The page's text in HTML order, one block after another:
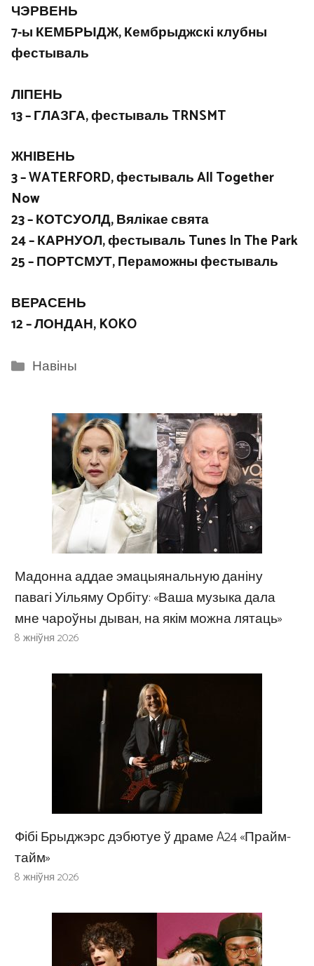
ЧЭРВЕНЬ
7-ы КЕМБРЫДЖ, Кембрыджскі клубны
фестываль
ЛІПЕНЬ
13 – ГЛАЗГА, фестываль TRNSMT
ЖНІВЕНЬ
3 – WATERFORD, фестываль All Together
Now
23 – КОТСУОЛД, Вялікае свята
24 – КАРНУОЛ, фестываль Tunes In The Park
25 – ПОРТСМУТ, Пераможны фестываль
ВЕРАСЕНЬ
12 – ЛОНДАН, KOKO
Categories
Навіны
Мадонна аддае эмацыянальную даніну
павагі Уільяму Орбіту: «Ваша музыка дала
мне чароўны дыван, на якім можна лятаць»
8 жніўня 2026
Фібі Брыджэрс дэбютуе ў драме A24 «Прайм-
тайм»
8 жніўня 2026